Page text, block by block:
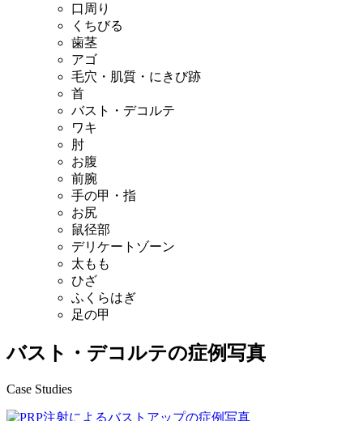
口周り
くちびる
歯茎
アゴ
毛穴・肌質・にきび跡
首
バスト・デコルテ
ワキ
肘
お腹
前腕
手の甲・指
お尻
鼠径部
デリケートゾーン
太もも
ひざ
ふくらはぎ
足の甲
バスト・デコルテの症例写真
Case Studies